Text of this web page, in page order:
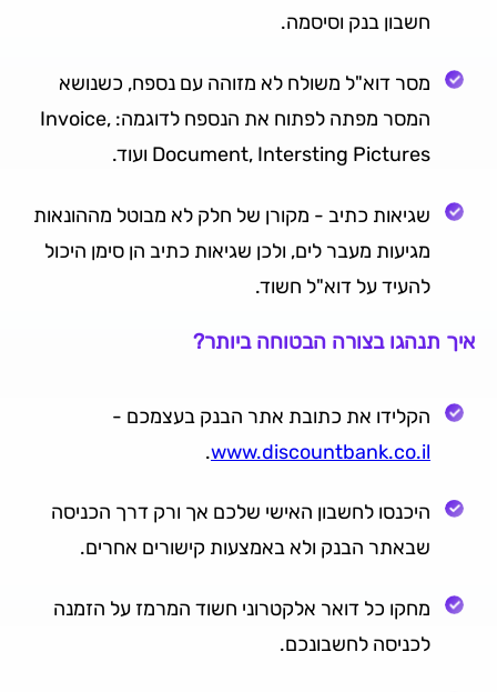
חשבון בנק וסיסמה.
מסר דוא"ל משולח לא מזוהה עם נספח, כשנושא
המסר מפתה לפתוח את הנספח לדוגמה: Invoice,
Document, Intersting Pictures ועוד.
שגיאות כתיב - מקורן של חלק לא מבוטל מההונאות
מגיעות מעבר לים, ולכן שגיאות כתיב הן סימן היכול
להעיד על דוא"ל חשוד.
איך תנהגו בצורה הבטוחה ביותר?
הקלידו את כתובת אתר הבנק בעצמכם -
www.discountbank.co.il
.
היכנסו לחשבון האישי שלכם אך ורק דרך הכניסה
שבאתר הבנק ולא באמצעות קישורים אחרים.
מחקו כל דואר אלקטרוני חשוד המרמז על הזמנה
לכניסה לחשבונכם.